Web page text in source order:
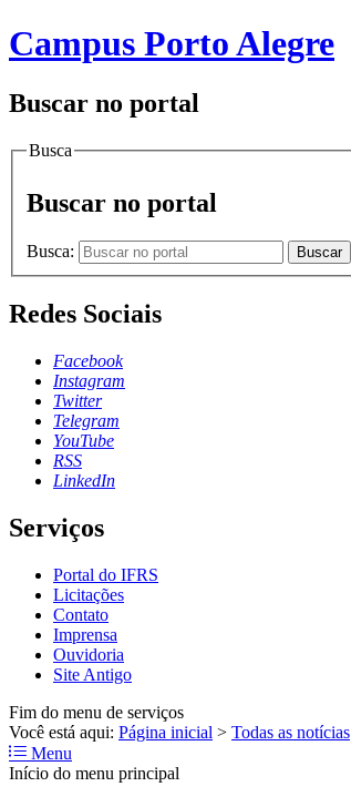
Campus Porto Alegre
Buscar no portal
Busca
Buscar no portal
Busca: Buscar
Redes Sociais
Facebook
Instagram
Twitter
Telegram
YouTube
RSS
LinkedIn
Serviços
Portal do IFRS
Licitações
Contato
Imprensa
Ouvidoria
Site Antigo
Fim do menu de serviços
Você está aqui: Página inicial > Todas as notícias
Menu
Início do menu principal